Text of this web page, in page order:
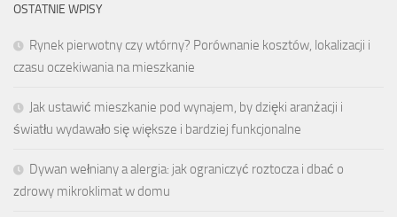
OSTATNIE WPISY
Rynek pierwotny czy wtórny? Porównanie kosztów, lokalizacji i
czasu oczekiwania na mieszkanie
Jak ustawić mieszkanie pod wynajem, by dzięki aranżacji i
światłu wydawało się większe i bardziej funkcjonalne
Dywan wełniany a alergia: jak ograniczyć roztocza i dbać o
zdrowy mikroklimat w domu